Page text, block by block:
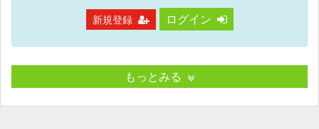
新規登録 ログイン
もっとみる